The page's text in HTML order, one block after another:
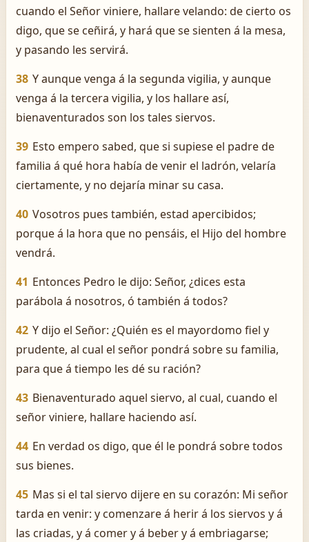
cuando el Señor viniere, hallare velando: de cierto os
digo, que se ceñirá, y hará que se sienten á la mesa,
y pasando les servirá.
38 Y aunque venga á la segunda vigilia, y aunque
venga á la tercera vigilia, y los hallare así,
bienaventurados son los tales siervos.
39 Esto empero sabed, que si supiese el padre de
familia á qué hora había de venir el ladrón, velaría
ciertamente, y no dejaría minar su casa.
40 Vosotros pues también, estad apercibidos;
porque á la hora que no pensáis, el Hijo del hombre
vendrá.
41 Entonces Pedro le dijo: Señor, ¿dices esta
parábola á nosotros, ó también á todos?
42 Y dijo el Señor: ¿Quién es el mayordomo fiel y
prudente, al cual el señor pondrá sobre su familia,
para que á tiempo les dé su ración?
43 Bienaventurado aquel siervo, al cual, cuando el
señor viniere, hallare haciendo así.
44 En verdad os digo, que él le pondrá sobre todos
sus bienes.
45 Mas si el tal siervo dijere en su corazón: Mi señor
tarda en venir: y comenzare á herir á los siervos y á
las criadas, y á comer y á beber y á embriagarse;